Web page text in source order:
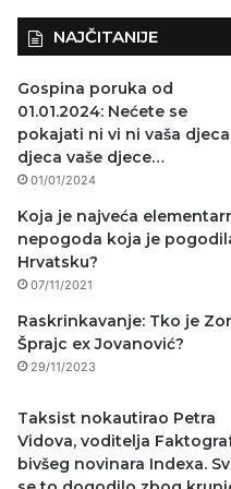
NAJČITANIJE
Gospina poruka od
01.01.2024: Nećete se
pokajati ni vi ni vaša
djeca vaše djece…
01/01/2024
Koja je najveća
nepogoda koja je
Hrvatsku?
07/11/2021
Raskrinkavanje: Tko je
Šprajc ex Jovanović?
29/11/2023
Taksist nokautirao Petra
Vidova, voditelja
bivšeg novinara Indexa.